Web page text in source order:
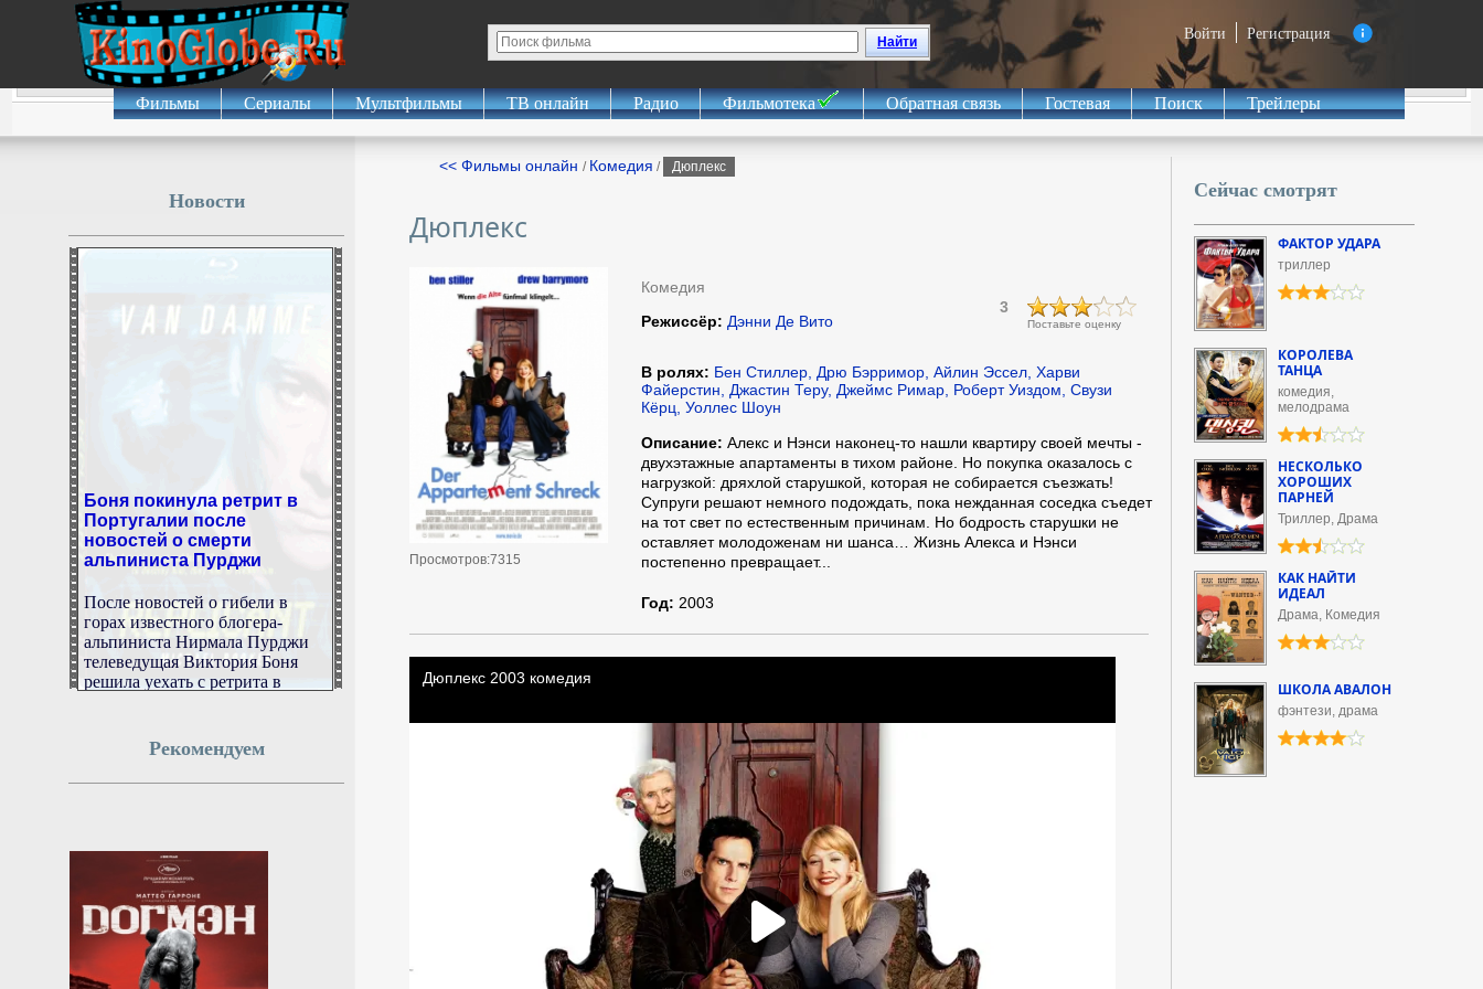
Войти Регистрация
Найти
Фильмы Сериалы Мультфильмы ТВ онлайн Радио Фильмотека Обратная связь Гостевая Поиск Трейлеры
<< Фильмы онлайн / Комедия / Дюплекс
Дюплекс
Просмотров:7315
Комедия
Поставьте оценку
3
Режиссёр: Дэнни Де Вито
В ролях: Бен Стиллер, Дрю Бэрримор, Айлин Эссел, Харви
Файерстин, Джастин Теру, Джеймс Римар, Роберт Уиздом, Свузи
Кёрц, Уоллес Шоун
Описание: Алекс и Нэнси наконец-то нашли квартиру своей мечты -
двухэтажные апартаменты в тихом районе. Но покупка оказалось с
нагрузкой: дряхлой старушкой, которая не собирается съезжать!
Супруги решают немного подождать, пока нежданная соседка съедет
на тот свет по естественным причинам. Но бодрость старушки не
оставляет молодоженам ни шанса… Жизнь Алекса и Нэнси
постепенно превращает...
Год: 2003
Новости
Боня покинула ретрит в
Португалии после
новостей о смерти
альпиниста Пурджи
горах известного блогера-
альпиниста Нирмала Пурджи
телеведущая Виктория Боня
решила уехать с ретрита в
Португалии домой.
затопления станции
РИА Новости: модули РОС
будут отделены от МКС на
высоте 300 километров от
Земли.
Рекомендуем
Сейчас смотрят
ФАКТОР УДАРА
триллер
КОРОЛЕВА
ТАНЦА
комедия,
мелодрама
НЕСКОЛЬКО
ХОРОШИХ
ПАРНЕЙ
Триллер, Драма
КАК НАЙТИ
ИДЕАЛ
Драма, Комедия
ШКОЛА АВАЛОН
фэнтези, драма